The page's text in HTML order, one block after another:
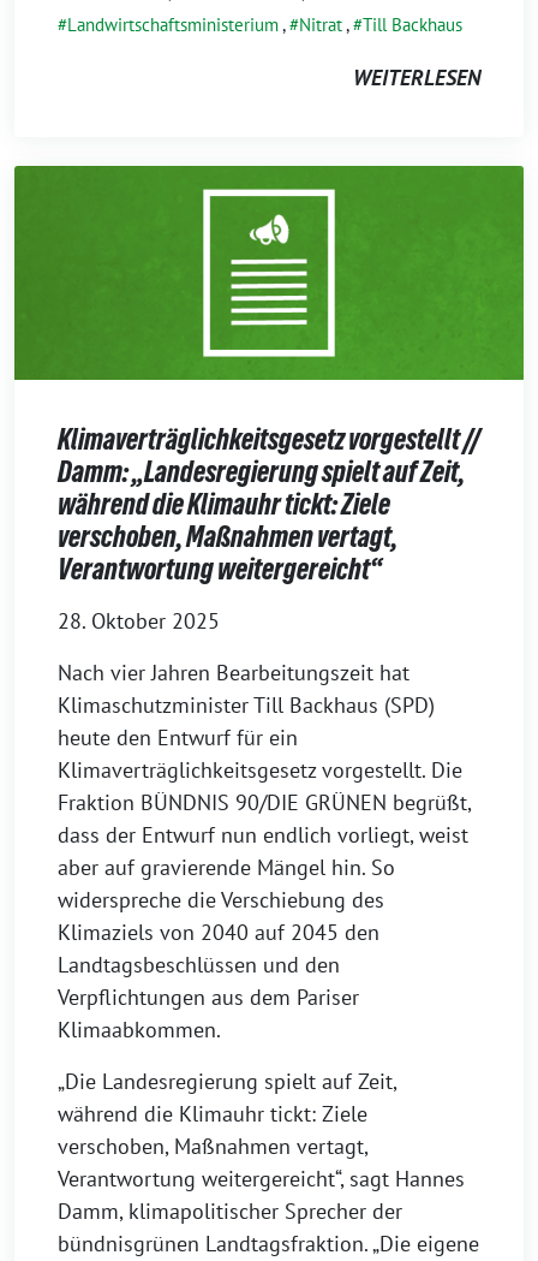
Landwirtschaftsministerium, Nitrat, Till Backhaus
WEITERLESEN
Klimaverträglichkeitsgesetz vorgestellt //
Damm: „Landesregierung spielt auf Zeit,
während die Klimauhr tickt: Ziele
verschoben, Maßnahmen vertagt,
Verantwortung weitergereicht“
28. Oktober 2025
Nach vier Jahren Bearbeitungszeit hat
Klimaschutzminister Till Backhaus (SPD)
heute den Entwurf für ein
Klimaverträglichkeitsgesetz vorgestellt. Die
Fraktion BÜNDNIS 90/DIE GRÜNEN begrüßt,
dass der Entwurf nun endlich vorliegt, weist
aber auf gravierende Mängel hin. So
widerspreche die Verschiebung des
Klimaziels von 2040 auf 2045 den
Landtagsbeschlüssen und den
Verpflichtungen aus dem Pariser
Klimaabkommen.
„Die Landesregierung spielt auf Zeit,
während die Klimauhr tickt: Ziele
verschoben, Maßnahmen vertagt,
Verantwortung weitergereicht“, sagt Hannes
Damm, klimapolitischer Sprecher der
bündnisgrünen Landtagsfraktion. „Die eigene